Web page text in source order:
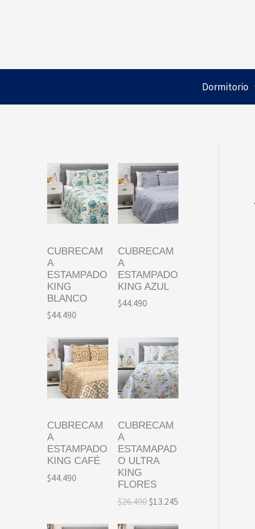
Dormitorio
CUBRECAM
A
ESTAMPADO
KING
BLANCO
$44.490
CUBRECAM
A
ESTAMPADO
KING AZUL
$44.490
CUBRECAM
A
ESTAMPADO
KING CAFÉ
$44.490
CUBRECAM
A
ESTAMAPAD
O ULTRA
KING
FLORES
$26.490E
p
$13.245E
p